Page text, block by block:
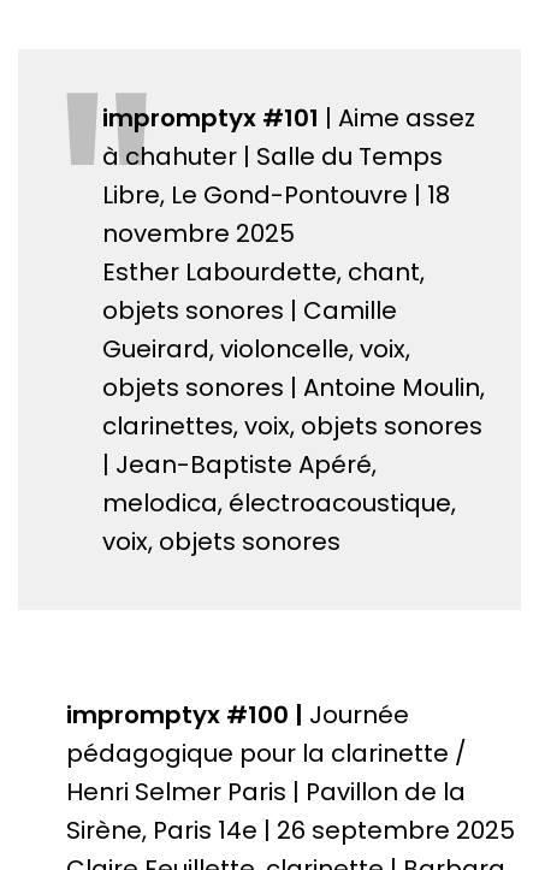
"
impromptyx #101 | Aime assez
à chahuter | Salle du Temps
Libre, Le Gond-Pontouvre | 18
novembre 2025
Esther Labourdette, chant,
objets sonores | Camille
Gueirard, violoncelle, voix,
objets sonores | Antoine Moulin,
clarinettes, voix, objets sonores
| Jean-Baptiste Apéré,
melodica, électroacoustique,
voix, objets sonores
impromptyx #100 | Journée
pédagogique pour la clarinette /
Henri Selmer Paris | Pavillon de la
Sirène, Paris 14e | 26 septembre 2025